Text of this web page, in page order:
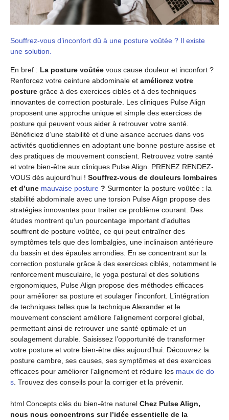
Souffrez-vous d’inconfort dû à une posture voûtée ? Il existe
une solution.
En bref : La posture voûtée vous cause douleur et inconfort ?
Renforcez votre ceinture abdominale et améliorez votre
posture grâce à des exercices ciblés et à des techniques
innovantes de correction posturale. Les cliniques Pulse Align
proposent une approche unique et simple des exercices de
posture qui peuvent vous aider à retrouver votre santé.
Bénéficiez d’une stabilité et d’une aisance accrues dans vos
activités quotidiennes en adoptant une bonne posture assise et
des pratiques de mouvement conscient. Retrouvez votre santé
et votre bien-être aux cliniques Pulse Align. PRENEZ RENDEZ-
VOUS dès aujourd’hui ! Souffrez-vous de douleurs lombaires
et d’une mauvaise posture ? Surmonter la posture voûtée : la
stabilité abdominale avec une torsion Pulse Align propose des
stratégies innovantes pour traiter ce problème courant. Des
études montrent qu’un pourcentage important d’adultes
souffrent de posture voûtée, ce qui peut entraîner des
symptômes tels que des lombalgies, une inclinaison antérieure
du bassin et des épaules arrondies. En se concentrant sur la
correction posturale grâce à des exercices ciblés, notamment le
renforcement musculaire, le yoga postural et des solutions
ergonomiques, Pulse Align propose des méthodes efficaces
pour améliorer sa posture et soulager l’inconfort. L’intégration
de techniques telles que la technique Alexander et le
mouvement conscient améliore l’alignement corporel global,
permettant ainsi de retrouver une santé optimale et un
soulagement durable. Saisissez l’opportunité de transformer
votre posture et votre bien-être dès aujourd’hui. Découvrez la
posture cambre, ses causes, ses symptômes et des exercices
efficaces pour améliorer l’alignement et réduire les maux de do
s . Trouvez des conseils pour la corriger et la prévenir.
html Concepts clés du bien-être naturel Chez Pulse Align,
nous nous concentrons sur l’idée essentielle de la